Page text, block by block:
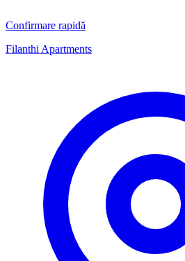
Confirmare rapidă
Filanthi Apartments